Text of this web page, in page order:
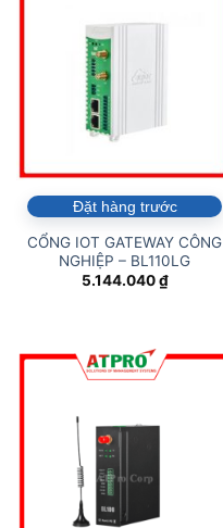
Đặt hàng trước
CỔNG IOT GATEWAY CÔNG
NGHIỆP – BL110LG
5.144.040₫